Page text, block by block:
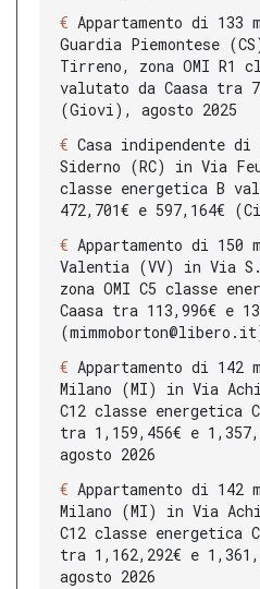
Appartamento di 133
Guardia Piemontese
Tirreno, zona OMI R1
valutato da Caasa tra
(Giovi), agosto 2025
Casa indipendente
Siderno (RC) in Via
classe energetica B
472,701€ e 597,164€
Appartamento di 150
Valentia (VV) in Via S.
zona OMI C5 classe
Caasa tra 113,996€ e
Appartamento di 142
Milano (MI) in Via
C12 classe energetica
tra 1,159,456€ e
agosto 2026
Appartamento di 142
Milano (MI) in Via
C12 classe energetica
tra 1,162,292€ e
agosto 2026